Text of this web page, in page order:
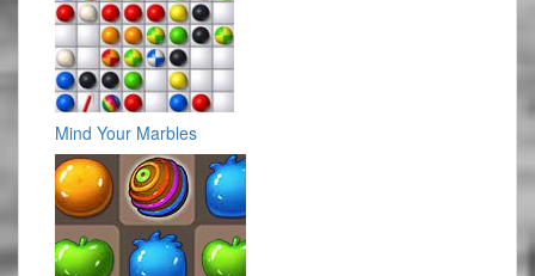
Mind Your Marbles